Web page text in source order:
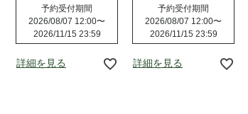
予約受付期間
2026/08/07 12:00〜
2026/11/15 23:59
詳細を見る
予約受付期間
2026/08/07 12:00〜
2026/11/15 23:59
詳細を見る